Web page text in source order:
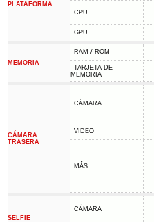
PLATAFORMA
CPU
GPU
MEMORIA
RAM / ROM
TARJETA DE
MEMORIA
CÁMARA
TRASERA
CÁMARA
VIDEO
MÁS
SELFIE
CÁMARA